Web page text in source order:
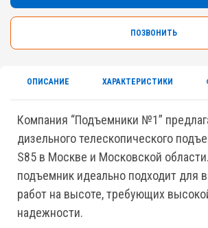
ПОЗВОНИТЬ
ОПИСАНИЕ ХАРАКТЕРИСТИКИ
Компания “Подъемники №1”
дизельного телескопического
S85 в Москве и Московской
подъемник идеально подходит для
работ на высоте, требующих
надежности.